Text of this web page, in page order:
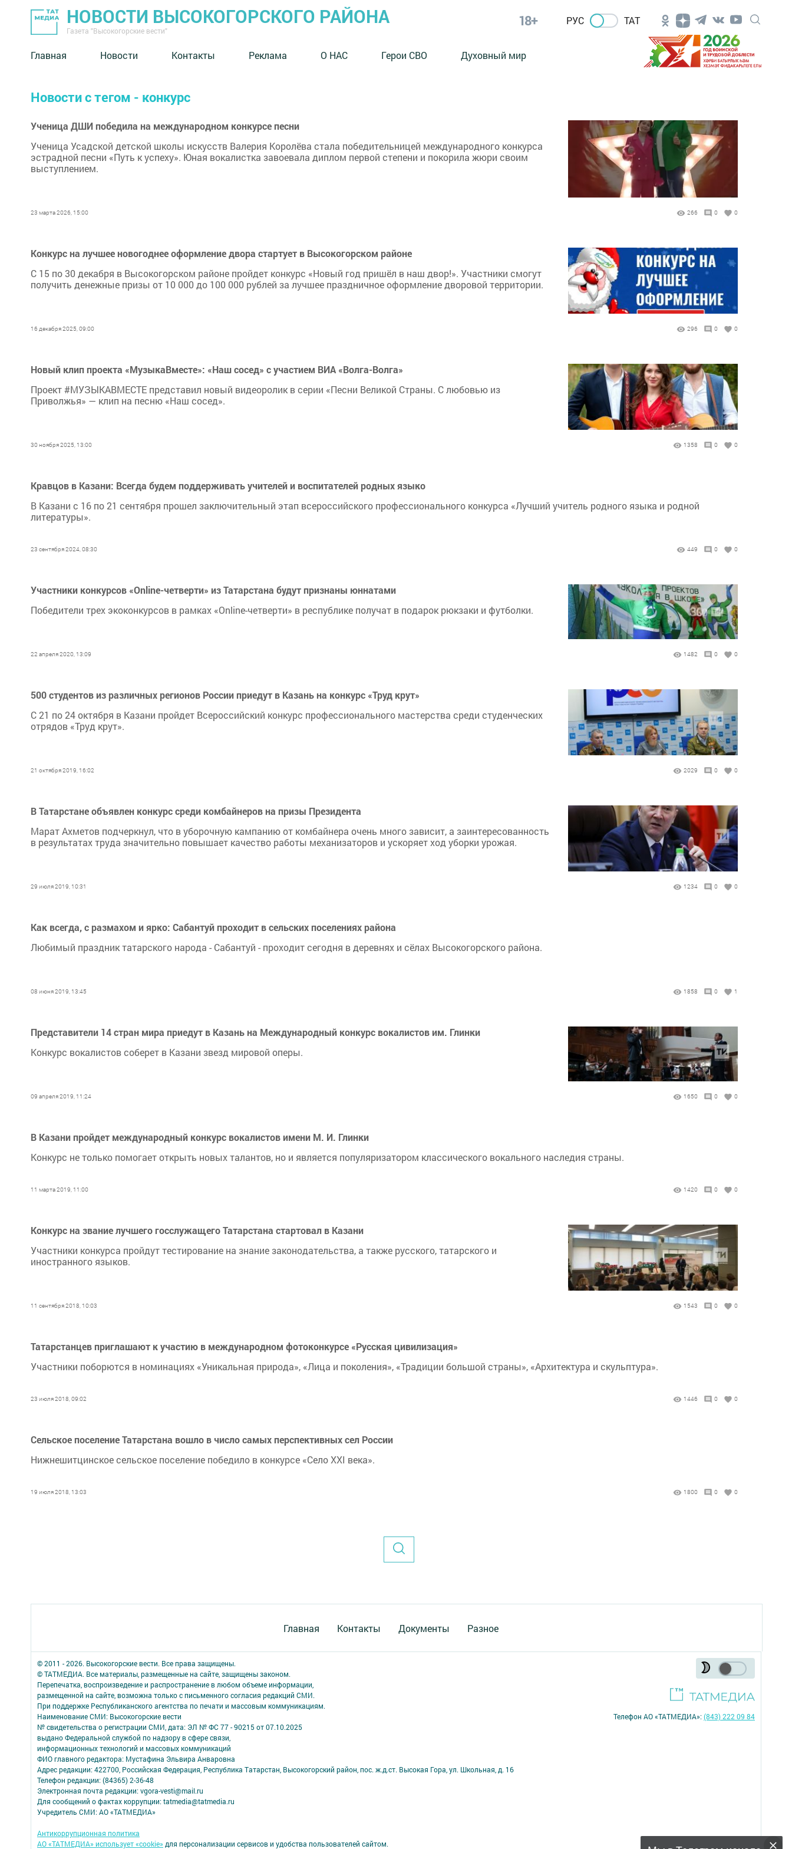
НОВОСТИ ВЫСОКОГОРСКОГО РАЙОНА
Газета "Высокогорские вести"
18+ РУС ТАТ
Главная Новости Контакты Реклама О НАС Герои СВО Духовный мир
Новости с тегом - конкурс
Ученица ДШИ победила на международном конкурсе песни
Ученица Усадской детской школы искусств Валерия Королёва стала победительницей международного конкурса
эстрадной песни «Путь к успеху». Юная вокалистка завоевала диплом первой степени и покорила жюри своим
выступлением.
23 марта 2026, 15:00 266 0 0
Конкурс на лучшее новогоднее оформление двора стартует в Высокогорском районе
С 15 по 30 декабря в Высокогорском районе пройдет конкурс «Новый год пришёл в наш двор!». Участники смогут
получить денежные призы от 10 000 до 100 000 рублей за лучшее праздничное оформление дворовой территории.
16 декабря 2025, 09:00 296 0 0
Новый клип проекта «МузыкаВместе»: «Наш сосед» с участием ВИА «Волга-Волга»
Проект #МУЗЫКАВМЕСТЕ представил новый видеоролик в серии «Песни Великой Страны. С любовью из
Приволжья» — клип на песню «Наш сосед».
30 ноября 2025, 13:00 1358 0 0
Кравцов в Казани: Всегда будем поддерживать учителей и воспитателей родных языко
В Казани с 16 по 21 сентября прошел заключительный этап всероссийского профессионального конкурса «Лучший учитель родного языка и родной
литературы».
23 сентября 2024, 08:30 449 0 0
Участники конкурсов «Online-четверти» из Татарстана будут признаны юннатами
Победители трех экоконкурсов в рамках «Online-четверти» в республике получат в подарок рюкзаки и футболки.
22 апреля 2020, 13:09 1482 0 0
500 студентов из различных регионов России приедут в Казань на конкурс «Труд крут»
С 21 по 24 октября в Казани пройдет Всероссийский конкурс профессионального мастерства среди студенческих
отрядов «Труд крут».
21 октября 2019, 16:02 2029 0 0
В Татарстане объявлен конкурс среди комбайнеров на призы Президента
Марат Ахметов подчеркнул, что в уборочную кампанию от комбайнера очень много зависит, а заинтересованность
в результатах труда значительно повышает качество работы механизаторов и ускоряет ход уборки урожая.
29 июля 2019, 10:31 1234 0 0
Как всегда, с размахом и ярко: Сабантуй проходит в сельских поселениях района
Любимый праздник татарского народа - Сабантуй - проходит сегодня в деревнях и сёлах Высокогорского района.
08 июня 2019, 13:45 1858 0 1
Представители 14 стран мира приедут в Казань на Международный конкурс вокалистов им. Глинки
Конкурс вокалистов соберет в Казани звезд мировой оперы.
09 апреля 2019, 11:24 1650 0 0
В Казани пройдет международный конкурс вокалистов имени М. И. Глинки
Конкурс не только помогает открыть новых талантов, но и является популяризатором классического вокального наследия страны.
11 марта 2019, 11:00 1420 0 0
Конкурс на звание лучшего госслужащего Татарстана стартовал в Казани
Участники конкурса пройдут тестирование на знание законодательства, а также русского, татарского и
иностранного языков.
11 сентября 2018, 10:03 1543 0 0
Татарстанцев приглашают к участию в международном фотоконкурсе «Русская цивилизация»
Участники поборются в номинациях «Уникальная природа», «Лица и поколения», «Традиции большой страны», «Архитектура и скульптура».
23 июля 2018, 09:02 1446 0 0
Сельское поселение Татарстана вошло в число самых перспективных сел России
Нижнешитцинское сельское поселение победило в конкурсе «Село XXI века».
19 июля 2018, 13:03 1800 0 0
Главная Контакты Документы Разное
© 2011 - 2026. Высокогорские вести. Все права защищены.
© ТАТМЕДИА. Все материалы, размещенные на сайте, защищены законом.
Перепечатка, воспроизведение и распространение в любом объеме информации,
размещенной на сайте, возможна только с письменного согласия редакций СМИ.
При поддержке Республиканского агентства по печати и массовым коммуникациям.
Наименование СМИ: Высокогорские вести
№ свидетельства о регистрации СМИ, дата: ЭЛ № ФС 77 - 90215 от 07.10.2025
выдано Федеральной службой по надзору в сфере связи,
информационных технологий и массовых коммуникаций
ФИО главного редактора: Мустафина Эльвира Анваровна
Адрес редакции: 422700, Российская Федерация, Республика Татарстан, Высокогорский район, пос. ж.д.ст. Высокая Гора, ул. Школьная, д. 16
Телефон редакции: (84365) 2-36-48
Электронная почта редакции: vgora-vesti@mail.ru
Для сообщений о фактах коррупции: tatmedia@tatmedia.ru
Учредитель СМИ: АО «ТАТМЕДИА»
Антикоррупционная политика
АО «ТАТМЕДИА» использует «cookie» для персонализации сервисов и удобства пользователей сайтом.
Телефон АО «ТАТМЕДИА»:(843) 222 09 84